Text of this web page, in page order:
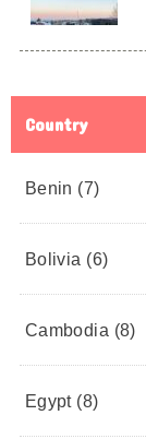
Country
Benin (7)
Bolivia (6)
Cambodia (8)
Egypt (8)